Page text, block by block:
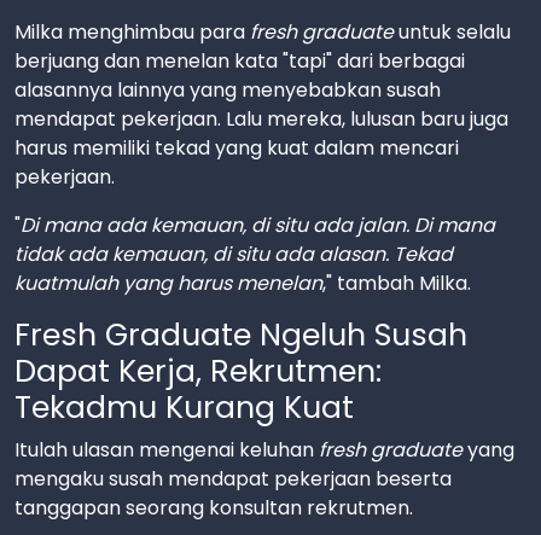
Milka menghimbau para fresh graduateuntuk selalu
berjuang dan menelan kata "tapi" dari berbagai
alasannya lainnya yang menyebabkan susah
mendapat pekerjaan. Lalu mereka, lulusan baru juga
harus memiliki tekad yang kuat dalam mencari
pekerjaan.
"Di mana ada kemauan, di situ ada jalan. Di mana
tidak ada kemauan, di situ ada alasan. Tekad
kuatmulah yang harus menelan," tambah Milka.
Fresh Graduate Ngeluh Susah
Dapat Kerja, Rekrutmen:
Tekadmu Kurang Kuat
Itulah ulasan mengenai keluhan fresh graduateyang
mengaku susah mendapat pekerjaan beserta
tanggapan seorang konsultan rekrutmen.